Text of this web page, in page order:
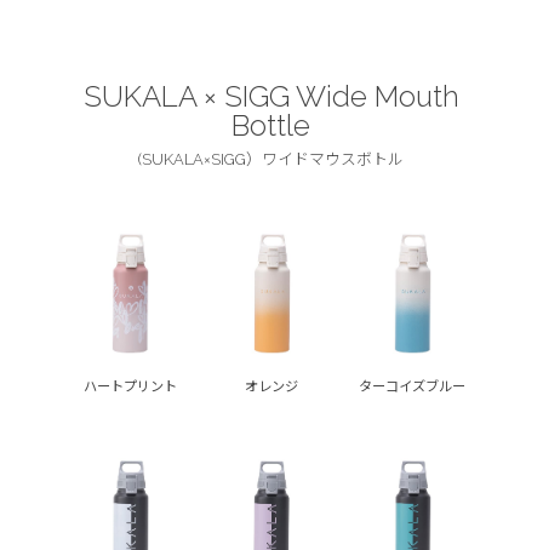
SUKALA × SIGG Wide Mouth
Bottle
(SUKALA×SIGG）ワイドマウスボトル
ハートプリント オレンジ ターコイズブルー